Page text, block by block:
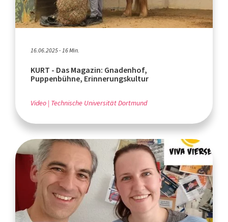
16.06.2025 - 16 Min.
KURT - Das Magazin: Gnadenhof,
Puppenbühne, Erinnerungskultur
Video Technische Universität Dortmund